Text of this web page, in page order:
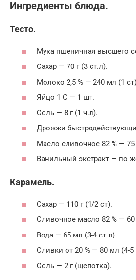
Ингредиенты блюда.
Тесто.
Мука пшеничная высшего
Сахар — 70 г (3 ст.л).
Молоко 2,5 % — 240 мл (1
Яйцо 1 С — 1 шт.
Соль — 8 г (1 ч.л).
Дрожжи
Масло сливочное 82 % — 75
Ванильный экстракт — по
Карамель.
Сахар — 110 г (1/2 ст).
Сливочное масло 82 % — 60
Вода — 65 мл (3-4 ст.л).
Сливки от 20 % — 80 мл (4-5
Соль — 2 г (щепотка).